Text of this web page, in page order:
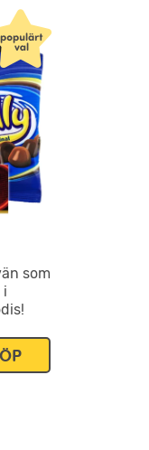
som
i